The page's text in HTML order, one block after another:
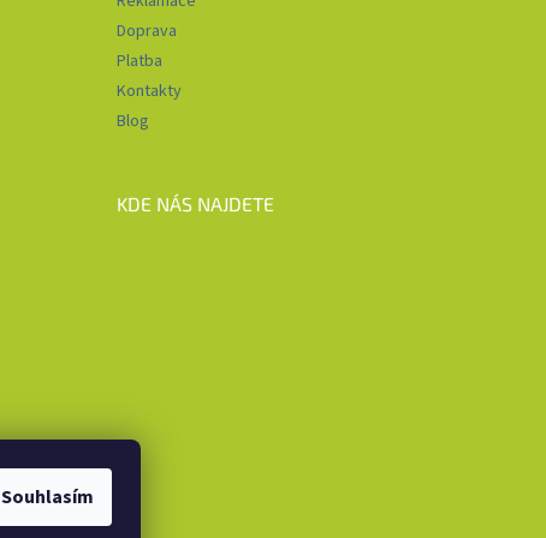
Souhlasím
Doprava
Platba
Kontakty
Blog
KDE NÁS NAJDETE